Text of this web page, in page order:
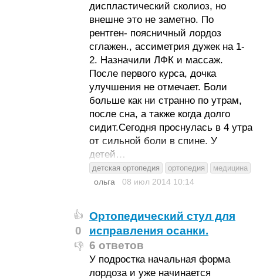
диспластический сколиоз, но
внешне это не заметно. По
рентген- поясничный лордоз
сглажен., ассиметрия дужек на 1-
2. Назначили ЛФК и массаж.
После первого курса, дочка
улучшения не отмечает. Боли
больше как ни странно по утрам,
после сна, а также когда долго
сидит.Сегодня проснулась в 4 утра
от сильной боли в спине. У
детей…
детская ортопедия ортопедия медицина
ольга 08 июл 2014 10:14
👍
0
👎
Ортопедический стул для
исправления осанки.
6 ответов
У подростка начальная форма
лордоза и уже начинается